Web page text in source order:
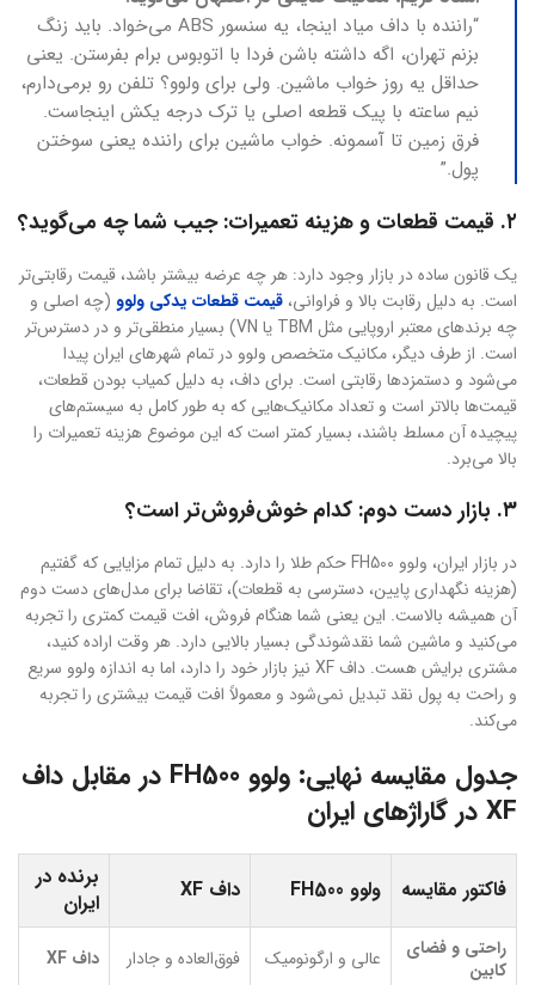
“راننده با داف میاد اینجا، یه سنسور ABS می‌خواد. باید زنگ
بزنم تهران، اگه داشته باشن فردا با اتوبوس برام بفرستن. یعنی
حداقل یه روز خواب ماشین. ولی برای ولوو؟ تلفن رو برمی‌دارم،
نیم ساعته با پیک قطعه اصلی یا ترک درجه یکش اینجاست.
فرق زمین تا آسمونه. خواب ماشین برای راننده یعنی سوختن
پول.”
۲. قیمت قطعات و هزینه تعمیرات: جیب شما چه می‌گوید؟
یک قانون ساده در بازار وجود دارد: هر چه عرضه بیشتر باشد، قیمت رقابتی‌تر
است. به دلیل رقابت بالا و فراوانی، قیمت قطعات یدکی ولوو (چه اصلی و
چه برندهای معتبر اروپایی مثل TBM یا VN) بسیار منطقی‌تر و در دسترس‌تر
است. از طرف دیگر، مکانیک متخصص ولوو در تمام شهرهای ایران پیدا
می‌شود و دستمزدها رقابتی است. برای داف، به دلیل کمیاب بودن قطعات،
قیمت‌ها بالاتر است و تعداد مکانیک‌هایی که به طور کامل به سیستم‌های
پیچیده آن مسلط باشند، بسیار کمتر است که این موضوع هزینه تعمیرات را
بالا می‌برد.
۳. بازار دست دوم: کدام خوش‌فروش‌تر است؟
در بازار ایران، ولوو FH500 حکم طلا را دارد. به دلیل تمام مزایایی که گفتیم
(هزینه نگهداری پایین، دسترسی به قطعات)، تقاضا برای مدل‌های دست دوم
آن همیشه بالاست. این یعنی شما هنگام فروش، افت قیمت کمتری را تجربه
می‌کنید و ماشین شما نقدشوندگی بسیار بالایی دارد. هر وقت اراده کنید،
مشتری برایش هست. داف XF نیز بازار خود را دارد، اما به اندازه ولوو سریع
و راحت به پول نقد تبدیل نمی‌شود و معمولاً افت قیمت بیشتری را تجربه
می‌کند.
جدول مقایسه نهایی: ولوو FH500 در مقابل داف
XF در گاراژهای ایران
فاکتور مقایسه ولوو FH500 داف XF
برنده در
ایران
راحتی و فضای
کابین
عالی و ارگونومیک فوق‌العاده و جادار داف XF